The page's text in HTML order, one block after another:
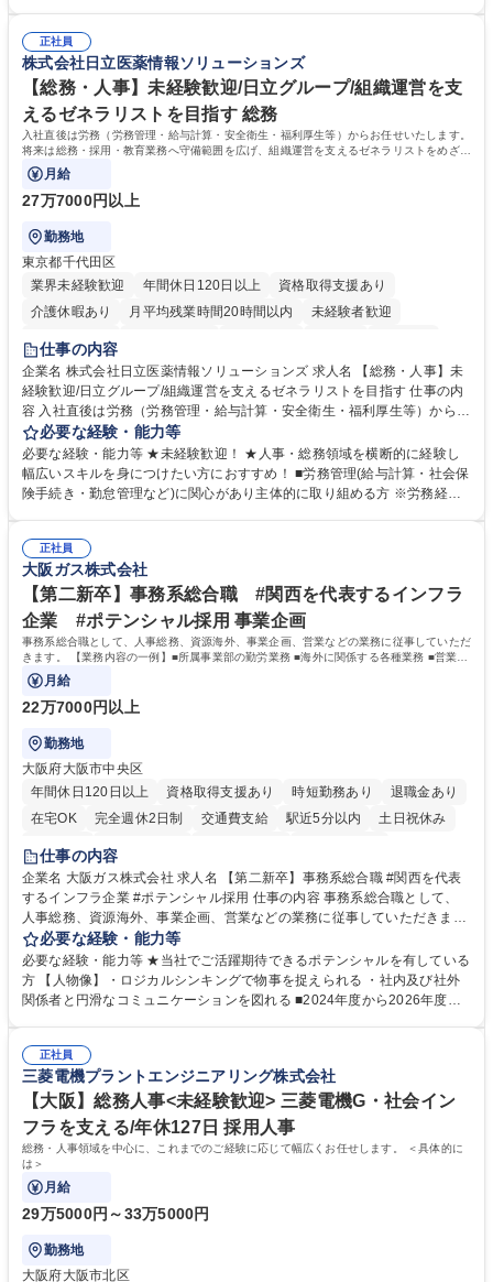
平均100件前後■メール・手紙：同上40件前後 募集職種 中野本社【お客様
相談室】お客様のお声をもとにより良い商品づくりへ貢献
すのでご安心ください。 【当社について】キリングループの広報機能を担
う会社として、お客様との出会いを大切にし、磨き上げたホスピタリティ
を込めてコミュニケーションをとりながら広報関連業務を行っておりま
す。 学歴・資格 学歴：大学院 大学 高専 短大 専修学校 高校 語学力： 資
格：
正社員
株式会社日立医薬情報ソリューションズ
【総務・人事】未経験歓迎/日立グループ/組織運営を支
えるゼネラリストを目指す 総務
入社直後は労務（労務管理・給与計算・安全衛生・福利厚生等）からお任せいたします。
将来は総務・採用・教育業務へ守備範囲を広げ、組織運営を支えるゼネラリストをめざせ
ます。
月給
27万7000円以上
勤務地
東京都千代田区
業界未経験歓迎
年間休日120日以上
資格取得支援あり
介護休暇あり
月平均残業時間20時間以内
未経験者歓迎
住宅手当あり
育休あり
完全週休2日制 交通費支給 土日祝休み 寮・社宅あり
仕事の内容
企業名 株式会社日立医薬情報ソリューションズ 求人名 【総務・人事】未
経験歓迎/日立グループ/組織運営を支えるゼネラリストを目指す 仕事の内
容 入社直後は労務（労務管理・給与計算・安全衛生・福利厚生等）からお
任せいたします。将来は総務・採用・教育業務へ守備範囲を広げ、組織運
営を支えるゼネラリストをめざせます。 ・初期業務：労働時間管理、給与
計算、社会保険対応、福利厚生管理、安全衛生、健康経営推進等をお任せ
します。ご経験に応じて、休職者管理など、幅広く経験を積んでいただき
幅広く経験を積みたい意欲がある方に最適な環境です。 募集職種 【総
務・人事】未経験歓迎/日立グループ/組織運営を支えるゼネラリストを目
指す
必要な経験・能力等
必要な経験・能力等 ★未経験歓迎！ ★人事・総務領域を横断的に経験し
幅広いスキルを身につけたい方におすすめ！ ■労務管理(給与計算・社会保
険手続き・勤怠管理など)に関心があり主体的に取り組める方 ※労務経験
のご経験 ■労務管理（給与計算・社会保険手続き・勤怠管理など）の経験
■衛生管理者の資格をお持ちの方 学歴・資格 学歴：大学院 大学 高専 短大
専修学校 高校 語学力： 資格：
正社員
大阪ガス株式会社
【第二新卒】事務系総合職 #関西を代表するインフラ
企業 #ポテンシャル採用 事業企画
事務系総合職として、人事総務、資源海外、事業企画、営業などの業務に従事していただ
きます。 【業務内容の一例】■所属事業部の勤労業務 ■海外に関係する各種業務 ■営業部
門の企画スタッフ、ルート営業
月給
22万7000円以上
勤務地
大阪府大阪市中央区
年間休日120日以上
資格取得支援あり 時短勤務あり
退職金あり
在宅OK
完全週休2日制 交通費支給 駅近5分以内
土日祝休み
服装自由
第二新卒歓迎
仕事の内容
企業名 大阪ガス株式会社 求人名 【第二新卒】事務系総合職 #関西を代表
するインフラ企業 #ポテンシャル採用 仕事の内容 事務系総合職として、
人事総務、資源海外、事業企画、営業などの業務に従事していただきま
す。 【業務内容の一例】■所属事業部の勤労業務 ■海外に関係する各種業
務 ■営業部門の企画スタッフ、ルート営業 【キャリアパス】入社後の配属
ポジションで一定期間ご活躍頂いた後、本人の適性及び将来のキャリアを
鑑みてジョブローテーションを行います。 【育成】OJTでの現場育成や研
表するインフラ企業 #ポテンシャル採用
必要な経験・能力等
必要な経験・能力等 ★当社でご活躍期待できるポテンシャルを有している
方 【人物像】・ロジカルシンキングで物事を捉えられる ・社内及び社外
関係者と円滑なコミュニケーションを図れる ■2024年度から2026年度ま
72.html ■エネルギーセキュリティの不安定化や気候変動による自然災害の
甚大化など、これまで以上に社会課題解決の重要性が高まっています。
「未来の日常」の創造に向けて持続可能な社会の実現に貢献してまいりま
す。 学歴・資格 学歴：大学院 大学 語学力： 資格：
正社員
三菱電機プラントエンジニアリング株式会社
【大阪】総務人事<未経験歓迎> 三菱電機G・社会イン
フラを支える/年休127日 採用人事
総務・人事領域を中心に、これまでのご経験に応じて幅広くお任せします。 ＜具体的に
は＞
月給
29万5000円～33万5000円
勤務地
大阪府大阪市北区